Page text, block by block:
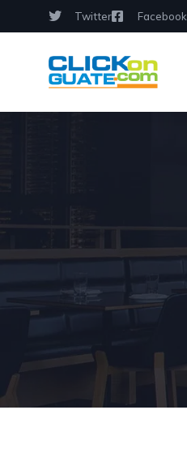
Twitter Facebook